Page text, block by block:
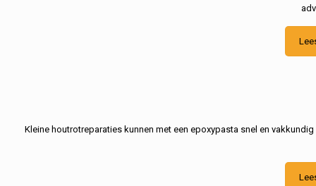
Kleine houtrotreparaties kunnen met een epoxypasta snel en